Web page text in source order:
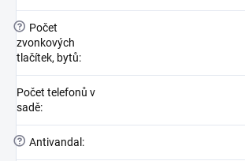
?
Počet
zvonkových
tlačítek, bytů:
Počet telefonů v
sadě:
? Antivandal: